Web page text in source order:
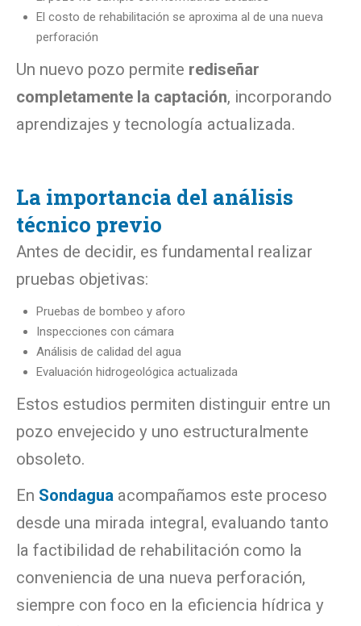
El costo de rehabilitación se aproxima al de una nueva
perforación
Un nuevo pozo permite rediseñar
completamente la captación, incorporando
aprendizajes y tecnología actualizada.
La importancia del análisis
técnico previo
Antes de decidir, es fundamental realizar
pruebas objetivas:
Pruebas de bombeo y aforo
Inspecciones con cámara
Análisis de calidad del agua
Evaluación hidrogeológica actualizada
Estos estudios permiten distinguir entre un
pozo envejecido y uno estructuralmente
obsoleto.
En Sondagua acompañamos este proceso
desde una mirada integral, evaluando tanto
la factibilidad de rehabilitación como la
conveniencia de una nueva perforación,
siempre con foco en la eficiencia hídrica y